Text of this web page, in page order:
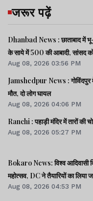
जरूर पढ़ें
Dhanbad News : छाताबाद में
के साये में 500 की आबादी, सांसद
Aug 08, 2026 03:56 PM
Jamshedpur News :
मौत, दो लोग घायल
Aug 08, 2026 04:06 PM
Ranchi : पहाड़ी मंदिर में तारों की
Aug 08, 2026 05:27 PM
Bokaro News: विश्व आदिवासी
महोत्सव, DC ने तैयारियों का लिया
Aug 08, 2026 04:53 PM